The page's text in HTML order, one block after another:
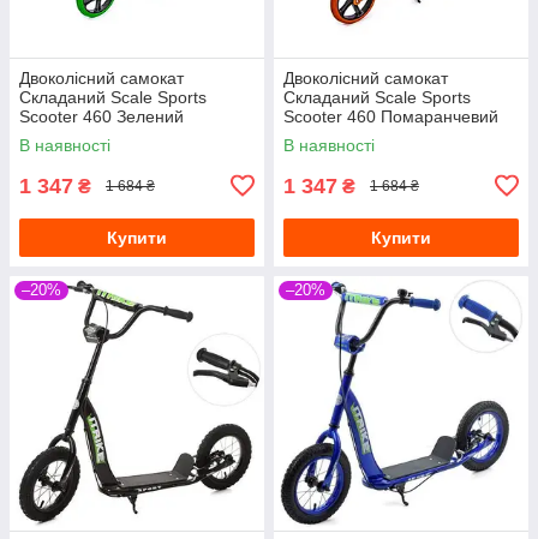
Двоколісний самокат
Складаний Scale Sports
Scooter 460 Зелений
В наявності
1 347 ₴ 1 684 ₴
Купити
Двоколісний самокат
Складаний Scale Sports
Scooter 460 Помаранчевий
В наявності
1 347 ₴ 1 684 ₴
Купити
–20% –20%